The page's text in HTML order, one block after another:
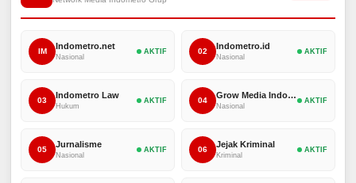
IM
Indometro.net
Nasional
AKTIF 02
Indometro.id
Nasional
AKTIF
03
Indometro Law
Hukum
AKTIF 04
Grow Media Indonesia
Nasional
AKTIF
05
Jurnalisme
Nasional
AKTIF 06
Jejak Kriminal
Kriminal
AKTIF